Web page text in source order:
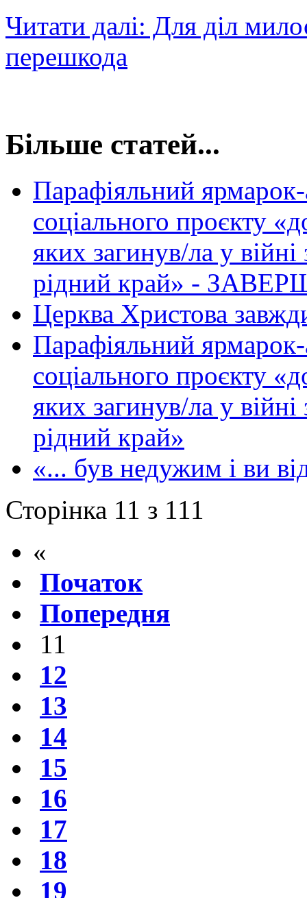
Читати далі: Для діл
перешкода
Більше статей...
Парафіяльний
соціального проєкту
яких загинув/ла у
рідний край» -
Церква Христова
Парафіяльний
соціального проєкту
яких загинув/ла у
рідний край»
«... був недужим і ви
Сторінка 11 з 111
«
Початок
Попередня
11
12
13
14
15
16
17
18
19